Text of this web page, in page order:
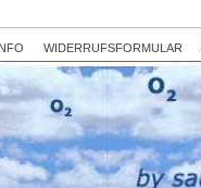
WIDERRUFSFORMULAR